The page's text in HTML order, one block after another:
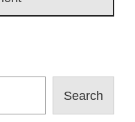
Search